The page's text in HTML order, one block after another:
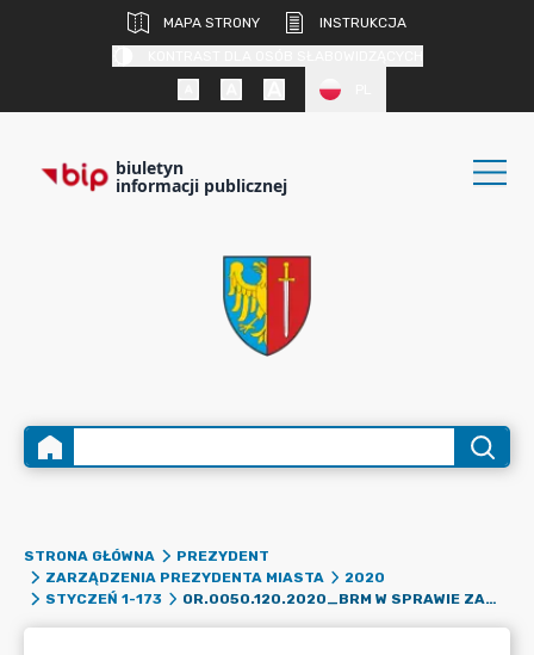
MAPA STRONY
INSTRUKCJA
biuletyn
informacji publicznej
STRONA GŁÓWNA
PREZYDENT
ZARZĄDZENIA PREZYDENTA MIASTA
2020
STYCZEŃ 1-173
OR.0050.120.2020_BRM W SPRAWIE ZAAKCEPTOWANIA SPRAWOZDANIA KOŃCOWEGO Z WYKONANIA ZADANIA PUBLICZNEGO I PRZYJĘCIA ROZLICZENIA TOWARZYSTWA MIŁOSNIKÓW MIASTA ŻORY Z UDZIELONEJ Z BUDŻETU GMINY DOTACJI CELOWEJ